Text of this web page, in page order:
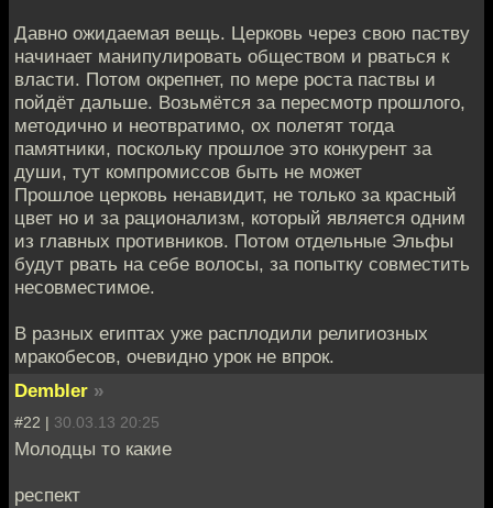
Давно ожидаемая вещь. Церковь через свою паству
начинает манипулировать обществом и рваться к
власти. Потом окрепнет, по мере роста паствы и
пойдёт дальше. Возьмётся за пересмотр прошлого,
методично и неотвратимо, ох полетят тогда
памятники, поскольку прошлое это конкурент за
души, тут компромиссов быть не может
Прошлое церковь ненавидит, не только за красный
цвет но и за рационализм, который является одним
из главных противников. Потом отдельные Эльфы
будут рвать на себе волосы, за попытку совместить
несовместимое.
В разных египтах уже расплодили религиозных
мракобесов, очевидно урок не впрок.
Dembler »
#22 | 30.03.13 20:25
Молодцы то какие
респект